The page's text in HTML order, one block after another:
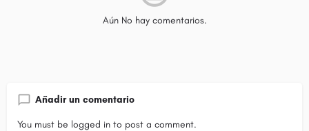
Aún No hay comentarios.
Añadir un comentario
You must be logged in to post a comment.